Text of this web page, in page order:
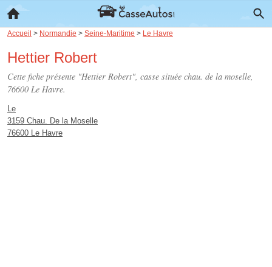
Accueil > Normandie > Seine-Maritime > Le Havre
Hettier Robert
Cette fiche présente "Hettier Robert", casse située chau. de la moselle,
76600 Le Havre.
Le
3159 Chau. De la Moselle
76600 Le Havre